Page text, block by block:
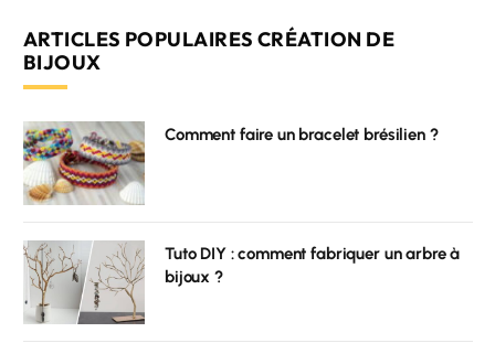
ARTICLES POPULAIRES CRÉATION DE
BIJOUX
Comment faire un bracelet brésilien ?
Tuto DIY : comment fabriquer un arbre à
bijoux ?